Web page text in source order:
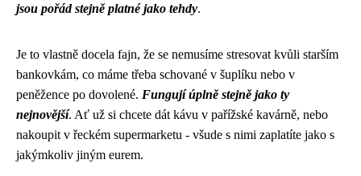
jsou pořád stejně platné jako tehdy.
Je to vlastně docela fajn, že se nemusíme stresovat kvůli starším
bankovkám, co máme třeba schované v šuplíku nebo v
peněžence po dovolené. Fungují úplně stejně jako ty
nejnovější. Ať už si chcete dát kávu v pařížské kavárně, nebo
nakoupit v řeckém supermarketu - všude s nimi zaplatíte jako s
jakýmkoliv jiným eurem.